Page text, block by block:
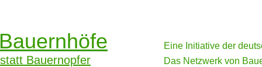
statt Bauernopfer
Eine Initiative der
Das Netzwerk von